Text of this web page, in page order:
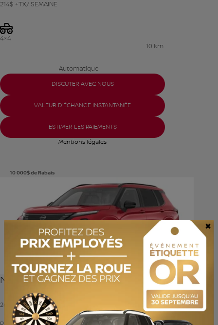
214$ +TX/ SEMAINE
4×4
Automatique
10 km
DISCUTER AVEC NOUS
VALEUR D'ÉCHANGE INSTANTANÉE
ESTIMER LES PAIEMENTS
Mentions légales
10 000$de Rabais
VOIR PLUS
Nissan Rogue hybride rechargeable 2026
26597 – Platine
×